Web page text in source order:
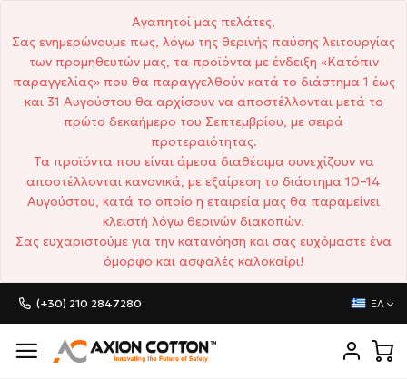
Αγαπητοί μας πελάτες,
Σας ενημερώνουμε πως, λόγω της θερινής παύσης λειτουργίας
των προμηθευτών μας, τα προϊόντα με ένδειξη «Κατόπιν
παραγγελίας» που θα παραγγελθούν κατά το διάστημα 1 έως
και 31 Αυγούστου θα αρχίσουν να αποστέλλονται μετά το
πρώτο δεκαήμερο του Σεπτεμβρίου, με σειρά
προτεραιότητας.
Τα προϊόντα που είναι άμεσα διαθέσιμα συνεχίζουν να
αποστέλλονται κανονικά, με εξαίρεση το διάστημα 10–14
Αυγούστου, κατά το οποίο η εταιρεία μας θα παραμείνει
κλειστή λόγω θερινών διακοπών.
Σας ευχαριστούμε για την κατανόηση και σας ευχόμαστε ένα
όμορφο και ασφαλές καλοκαίρι!
(+30) 210 2847280 ΕΛ